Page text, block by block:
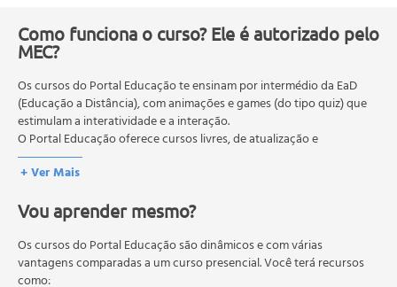
Pré-modernismo
Modernismo
Literatura informativa do Brasil
Textos literários e não literários
Conto
Teatro
Poesia
Como funciona o curso? Ele é autorizado pelo
MEC?
Os cursos do Portal Educação te ensinam por intermédio da EaD
(Educação a Distância), com animações e games (do tipo quiz) que
estimulam a interatividade e a interação.
O Portal Educação oferece cursos livres, de atualização e
qualificação profissional. São destinados a proporcionar ao
profissional conhecimentos que permitam o desenvolvimento de
O MEC (Ministério da Educação), trata da política nacional de
educação em geral, mas autoriza apenas cursos de graduação e
pós-graduação. Os cursos técnicos e profissionalizantes são
autorizados pelas Secretarias Estaduais de Educação.
+ Ver Mais
Vou aprender mesmo?
Os cursos do Portal Educação são dinâmicos e com várias
vantagens comparadas a um curso presencial. Você terá recursos
como: